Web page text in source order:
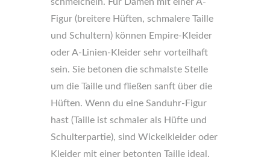
schmeicheln. Für Damen mit einer A-
Figur (breitere Hüften, schmalere Taille
und Schultern) können Empire-Kleider
oder A-Linien-Kleider sehr vorteilhaft
sein. Sie betonen die schmalste Stelle
um die Taille und fließen sanft über die
Hüften. Wenn du eine Sanduhr-Figur
hast (Taille ist schmaler als Hüfte und
Schulterpartie), sind Wickelkleider oder
Kleider mit einer betonten Taille ideal.